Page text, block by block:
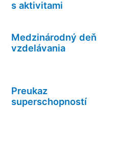
s aktivitami
Medzinárodný deň
vzdelávania
Preukaz
superschopností